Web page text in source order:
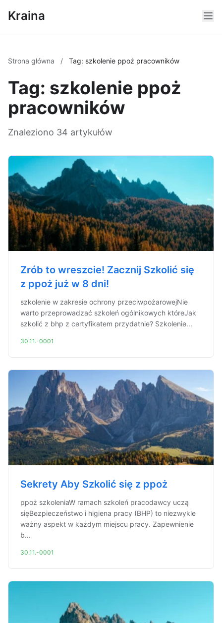
Kraina
Strona główna / Tag: szkolenie ppoż pracowników
Tag: szkolenie ppoż
pracowników
Znaleziono 34 artykułów
Zrób to wreszcie! Zacznij Szkolić się
z ppoż już w 8 dni!
szkolenie w zakresie ochrony przeciwpożarowejNie
warto przeprowadzać szkoleń ogólnikowych któreJak
szkolić z bhp z certyfikatem przydatnie? Szkolenie...
30.11.-0001
Sekrety Aby Szkolić się z ppoż
ppoż szkoleniaW ramach szkoleń pracodawcy uczą
sięBezpieczeństwo i higiena pracy (BHP) to niezwykle
ważny aspekt w każdym miejscu pracy. Zapewnienie
b...
30.11.-0001